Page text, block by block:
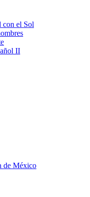
con el Sol
II
de México